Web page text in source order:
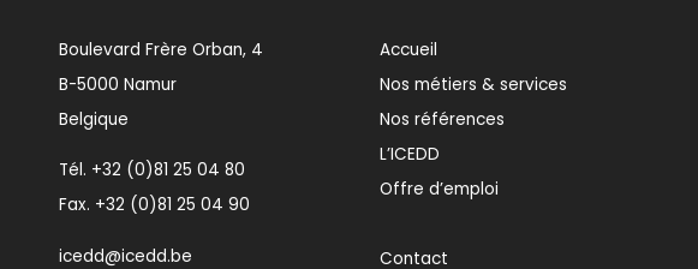
Boulevard Frère Orban, 4
B-5000 Namur
Belgique
Tél. +32 (0)81 25 04 80
Fax. +32 (0)81 25 04 90
icedd@icedd.be
Accueil
Nos métiers & services
Nos références
L’ICEDD
Offre d’emploi
Contact